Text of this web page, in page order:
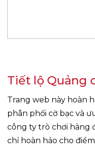
Tiết lộ Quảng
Trang web này hoàn
phân phối cờ bạc và
công ty trò chơi hàng
chỉ hoàn hảo cho